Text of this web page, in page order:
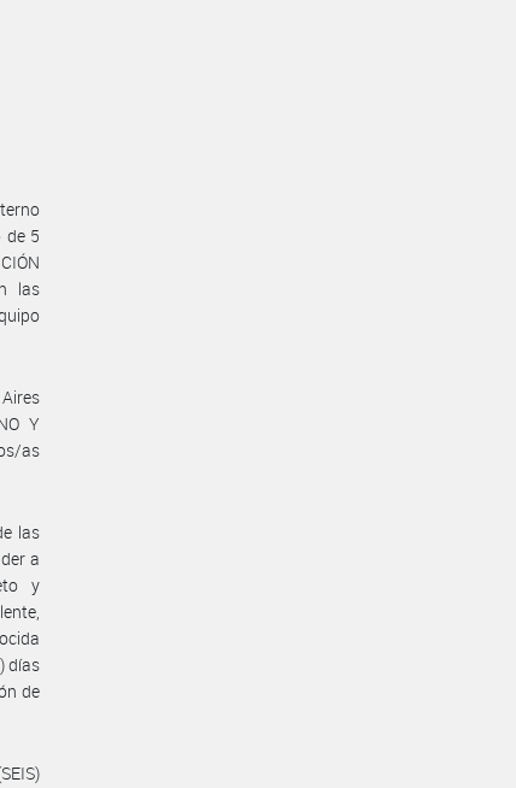
de 5
las
Y
as
las
a
y
días
de